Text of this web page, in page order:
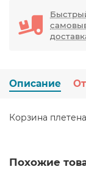
Описание
Корзина
Похожие